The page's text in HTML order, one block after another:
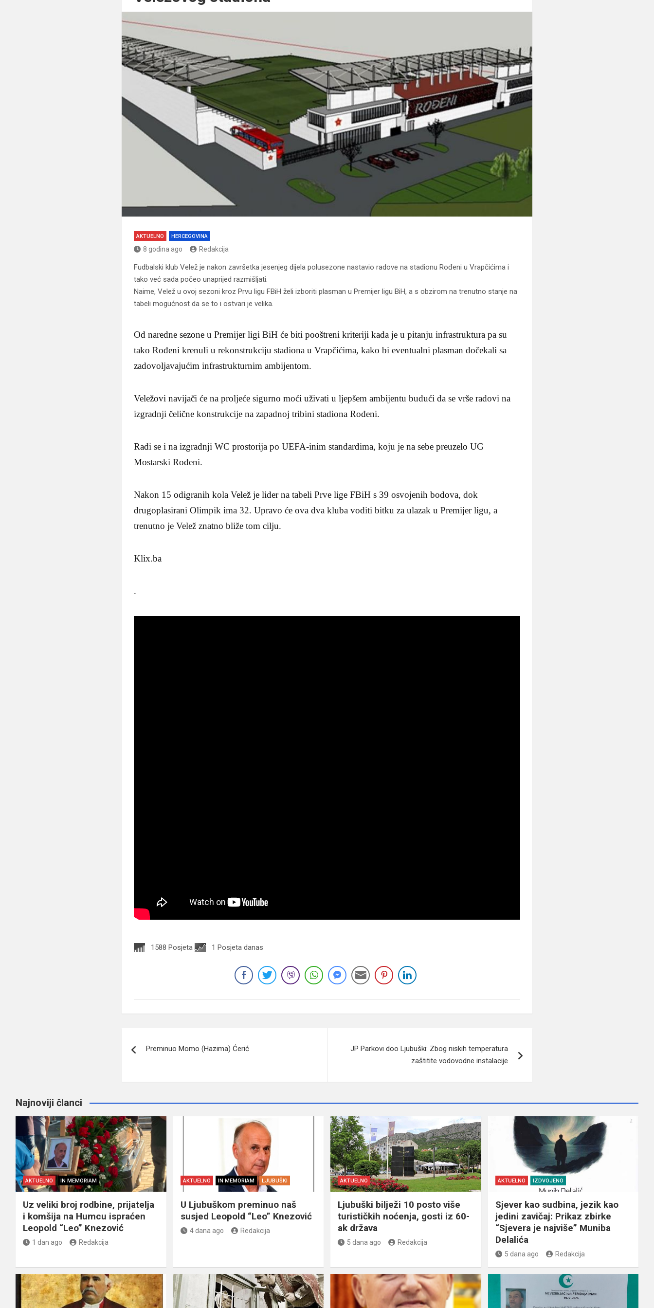
AKTUELNO HERCEGOVINA
8 godina ago Redakcija
Fudbalski klub Velež je nakon završetka jesenjeg dijela polusezone nastavio radove na stadionu Rođeni u Vrapčićima i
tako već sada počeo unaprijed razmišljati.
Naime, Velež u ovoj sezoni kroz Prvu ligu FBiH želi izboriti plasman u Premijer ligu BiH, a s obzirom na trenutno stanje na
tabeli mogućnost da se to i ostvari je velika.
Od naredne sezone u Premijer ligi BiH će biti pooštreni kriteriji kada je u pitanju infrastruktura pa su
tako Rođeni krenuli u rekonstrukciju stadiona u Vrapčićima, kako bi eventualni plasman dočekali sa
zadovoljavajućim infrastrukturnim ambijentom.
Veležovi navijači će na proljeće sigurno moći uživati u ljepšem ambijentu budući da se vrše radovi na
izgradnji čelične konstrukcije na zapadnoj tribini stadiona Rođeni.
Radi se i na izgradnji WC prostorija po UEFA-inim standardima, koju je na sebe preuzelo UG
Mostarski Rođeni.
Nakon 15 odigranih kola Velež je lider na tabeli Prve lige FBiH s 39 osvojenih bodova, dok
drugoplasirani Olimpik ima 32. Upravo će ova dva kluba voditi bitku za ulazak u Premijer ligu, a
trenutno je Velež znatno bliže tom cilju.
Klix.ba
.
1588 Posjeta 1 Posjeta danas
članaka
Preminuo Momo (Hazima) Ćerić
JP Parkovi doo Ljubuški: Zbog niskih temperatura
zaštitite vodovodne instalacije
Najnoviji članci
AKTUELNO IN MEMORIAM
Uz veliki broj rodbine, prijatelja
i komšija na Humcu ispraćen
Leopold “Leo” Knezović
1 dan ago Redakcija
AKTUELNO IN MEMORIAM LJUBUŠKI
U Ljubuškom preminuo naš
susjed Leopold “Leo” Knezović
4 dana ago Redakcija
AKTUELNO
Ljubuški bilježi 10 posto više
turističkih noćenja, gosti iz 60-
ak država
5 dana ago Redakcija
AKTUELNO IZDVOJENO
Sjever kao sudbina, jezik kao
jedini zavičaj: Prikaz zbirke
“Sjevera je najviše” Muniba
Delalića
5 dana ago Redakcija